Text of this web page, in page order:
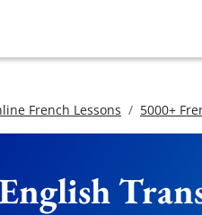
French Lessons 5000+